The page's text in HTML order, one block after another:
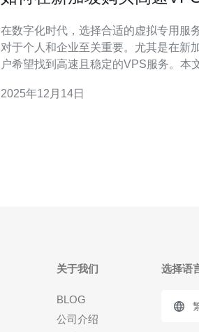
在数字化时代，选择合适的虚拟专用服
对于个人和企业至关重要。尤其是在新
户希望找到高速且稳定的VPS服务。本
服务，包括选择合适的提供商、价格比
2025年12月14日
关于我们
BLOG
公司介绍
选择语